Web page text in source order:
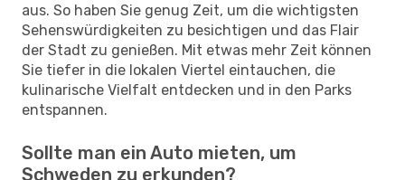
aus. So haben Sie genug Zeit, um die wichtigsten
Sehenswürdigkeiten zu besichtigen und das Flair
der Stadt zu genießen. Mit etwas mehr Zeit können
Sie tiefer in die lokalen Viertel eintauchen, die
kulinarische Vielfalt entdecken und in den Parks
entspannen.
Sollte man ein Auto mieten, um
Schweden zu erkunden?